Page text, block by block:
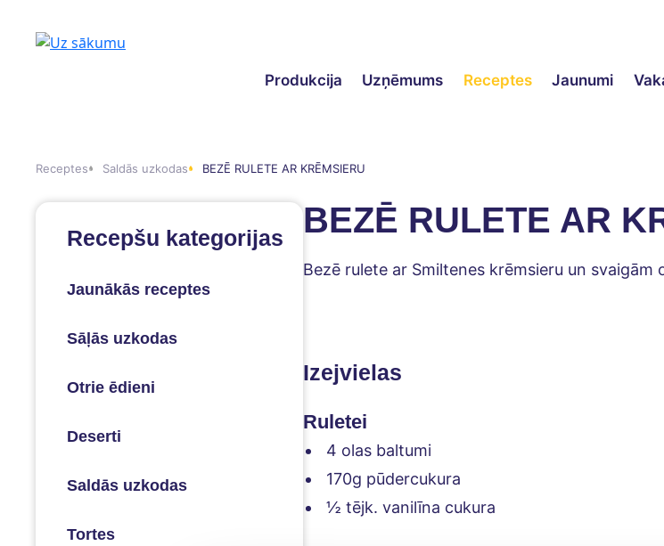
Produkcija Uzņēmums Receptes Jaunumi
Receptes Saldās uzkodas BEZĒ RULETE AR KRĒMSIERU
Recepšu kategorijas
Jaunākās receptes
Sāļās uzkodas
Otrie ēdieni
Deserti
Saldās uzkodas
Tortes
BEZĒ RULETE AR
Bezē rulete ar Smiltenes krēmsieru un
Izejvielas
Ruletei
4 olas baltumi
170g pūdercukura
½ tējk. vanilīna cukura